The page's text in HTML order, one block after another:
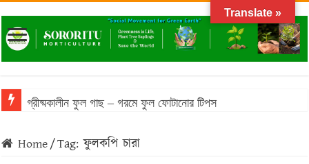
গ্রীষ্মকালীন ফুল গাছ – গরমে ফুল ফোটানোর টিপস
Home/Tag:ফুলকপি চারা
Translate »